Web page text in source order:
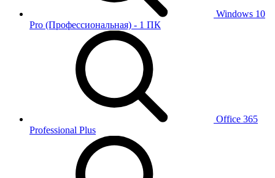
Windows 10
Pro (Профессиональная) - 1 ПК
Office 365
Professional Plus